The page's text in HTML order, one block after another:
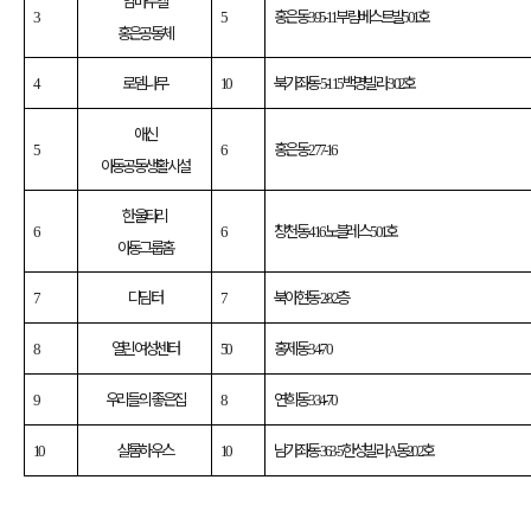
3
홍은공동체
5 홍은동395-11부림베스트빌501호
4 로뎀나무 10 북가좌동5-115백명빌라302호
5
애신
아동공동생활시설
6 홍은동277-16
6
한울타리
아동그룹홈
6 창천동416노블레스501호
7 디딤터 7 북아현동2-8 2층
8 열린여성센터 50 홍제동34-70
9 우리들의 좋은집 8 연희동334-70
10 샬롬하우스 10 남가좌동363-5한성빌라A동202호